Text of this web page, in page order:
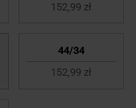
152,99 zł
44/34
152,99 zł